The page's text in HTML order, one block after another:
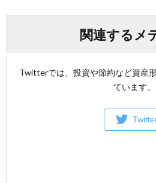
関連するメ
Twitterでは、投資や節約など資産
ています。